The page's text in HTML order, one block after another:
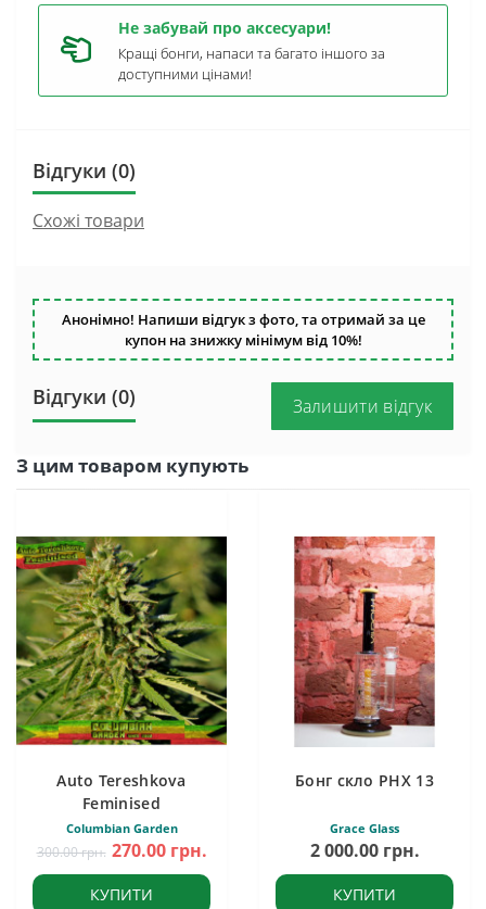
Не забувай про аксесуари!
Кращі бонги, напаси та багато іншого за
доступними цінами!
Відгуки (0)
Схожі товари
Анонімно! Напиши відгук з фото, та отримай за це
купон на знижку мінімум від 10%!
Відгуки (0) Залишити відгук
З цим товаром купують
Auto Tereshkova
Feminised
Columbian Garden
300.00 грн. 270.00 грн.
КУПИТИ
Бонг скло PHX 13
Grace Glass
2 000.00 грн.
КУПИТИ